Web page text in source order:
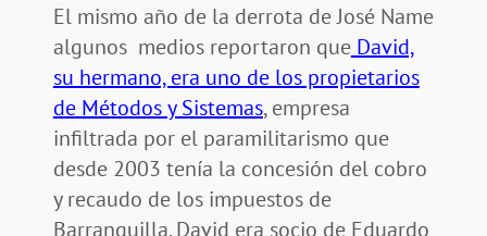
El mismo año de la derrota de José Name
algunos medios reportaron queDavid,
su hermano, era uno de los propietarios
de Métodos y Sistemas, empresa
infiltrada por el paramilitarismo que
desde 2003 tenía la concesión del cobro
y recaudo de los impuestos de
Barranquilla. David era socio de Eduardo